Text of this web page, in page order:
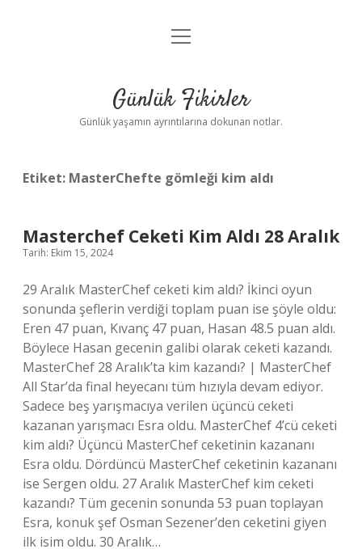
Anasayfa
Yasal Uyarı
menüyü
Günlük Fikirler
Günlük yaşamın ayrıntılarına dokunan notlar.
Etiket: MasterChefte gömleği kim aldı
Masterchef Ceketi Kim Aldı 28 Aralık
Tarih: Ekim 15, 2024
29 Aralık MasterChef ceketi kim aldı? İkinci oyun
sonunda şeflerin verdiği toplam puan ise şöyle oldu:
Eren 47 puan, Kıvanç 47 puan, Hasan 48.5 puan aldı.
Böylece Hasan gecenin galibi olarak ceketi kazandı.
MasterChef 28 Aralık’ta kim kazandı? | MasterChef
All Star’da final heyecanı tüm hızıyla devam ediyor.
Sadece beş yarışmacıya verilen üçüncü ceketi
kazanan yarışmacı Esra oldu. MasterChef 4’cü ceketi
kim aldı? Üçüncü MasterChef ceketinin kazananı
Esra oldu. Dördüncü MasterChef ceketinin kazananı
ise Sergen oldu. 27 Aralık MasterChef kim ceketi
kazandı? Tüm gecenin sonunda 53 puan toplayan
Esra, konuk şef Osman Sezener’den ceketini giyen
ilk isim oldu. 30 Aralık…